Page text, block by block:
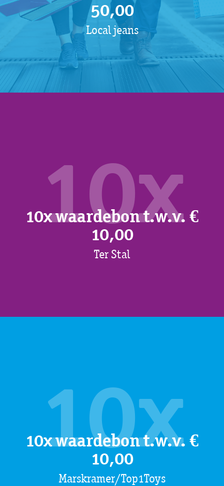
50,00
Local jeans
10x
10x waardebon t.w.v. €
10,00
Ter Stal
10x
10x waardebon t.w.v. €
10,00
Marskramer/Top1Toys